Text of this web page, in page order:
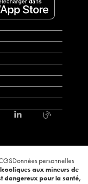
Données personnelles
aux mineurs de
dangereux pour la santé,